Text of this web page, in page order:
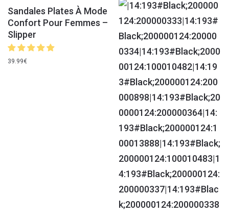
Sandales Plates À Mode
Confort Pour Femmes –
Slipper
39.99€